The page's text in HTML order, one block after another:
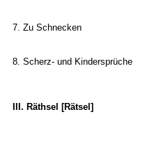
7. Zu Schnecken
8. Scherz- und Kindersprüche
III. Räthsel [Rätsel]